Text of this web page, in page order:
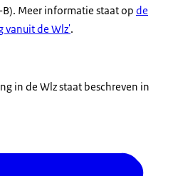
B). Meer informatie staat op de
vanuit de Wlz'.
in de Wlz staat beschreven in